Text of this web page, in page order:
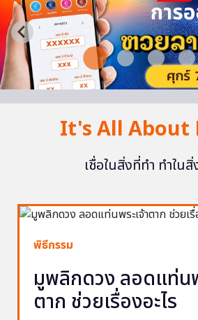
It's All About
เชื่อในสิ่งที่ทำ ทำในสิ่
พิธีกรรม
มูพลิกดวง ลอดแท่น
ตาก ช่วยเรื่องอะไร